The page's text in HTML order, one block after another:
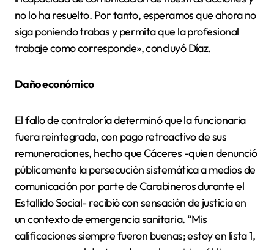
no lo ha resuelto. Por tanto, esperamos que ahora no
siga poniendo trabas y permita que la profesional
trabaje como corresponde», concluyó Díaz.
Daño económico
El fallo de contraloría determinó que la funcionaria
fuera reintegrada, con pago retroactivo de sus
remuneraciones, hecho que Cáceres -quien denunció
públicamente la persecución sistemática a medios de
comunicación por parte de Carabineros durante el
Estallido Social- recibió con sensación de justicia en
un contexto de emergencia sanitaria. “Mis
calificaciones siempre fueron buenas; estoy en lista 1,